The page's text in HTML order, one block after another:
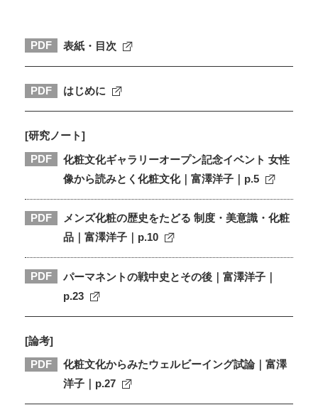
PDF 表紙・目次
PDF はじめに
[研究ノート]
PDF
化粧文化ギャラリーオープン記念イベント 女性
像から読みとく化粧文化｜富澤洋子｜p.5
PDF
メンズ化粧の歴史をたどる 制度・美意識・化粧
品｜富澤洋子｜p.10
PDF
パーマネントの戦中史とその後｜富澤洋子｜
p.23
[論考]
PDF
化粧文化からみたウェルビーイング試論｜富澤
洋子｜p.27